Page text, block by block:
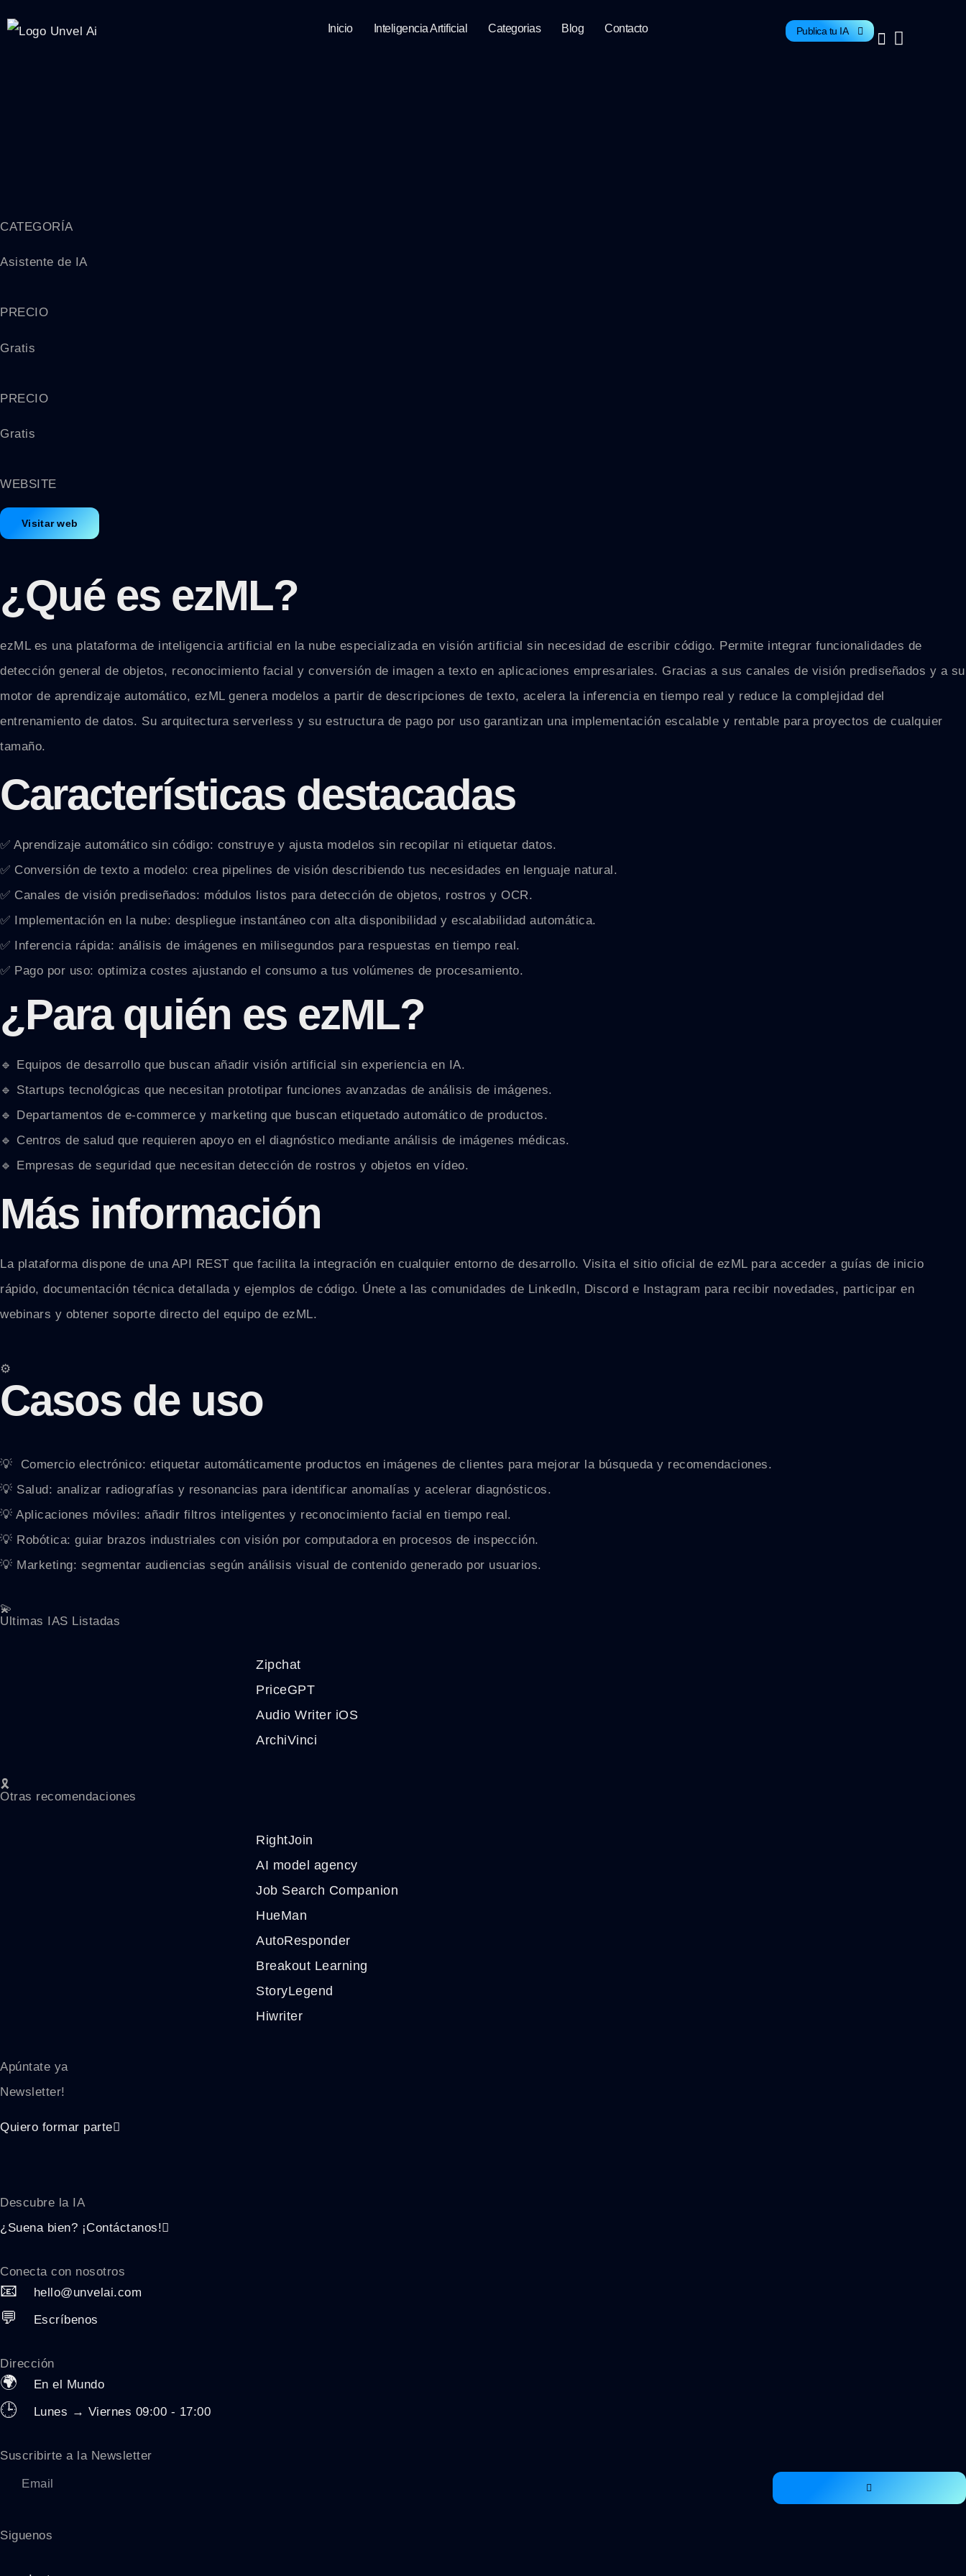
Inicio Inteligencia Artificial Categorias Blog Contacto Publica tu IA
CATEGORÍA
Asistente de IA
PRECIO
Gratis
PRECIO
Gratis
WEBSITE
Visitar web
¿Qué es ezML?
ezML es una plataforma de inteligencia artificial en la nube especializada en visión artificial sin necesidad de escribir código. Permite integrar funcionalidades de
detección general de objetos, reconocimiento facial y conversión de imagen a texto en aplicaciones empresariales. Gracias a sus canales de visión prediseñados y a su
motor de aprendizaje automático, ezML genera modelos a partir de descripciones de texto, acelera la inferencia en tiempo real y reduce la complejidad del
entrenamiento de datos. Su arquitectura serverless y su estructura de pago por uso garantizan una implementación escalable y rentable para proyectos de cualquier
tamaño.
Características destacadas
✅ Aprendizaje automático sin código: construye y ajusta modelos sin recopilar ni etiquetar datos.
✅ Conversión de texto a modelo: crea pipelines de visión describiendo tus necesidades en lenguaje natural.
✅ Canales de visión prediseñados: módulos listos para detección de objetos, rostros y OCR.
✅ Implementación en la nube: despliegue instantáneo con alta disponibilidad y escalabilidad automática.
✅ Inferencia rápida: análisis de imágenes en milisegundos para respuestas en tiempo real.
✅ Pago por uso: optimiza costes ajustando el consumo a tus volúmenes de procesamiento.
¿Para quién es ezML?
🔹 Equipos de desarrollo que buscan añadir visión artificial sin experiencia en IA.
🔹 Startups tecnológicas que necesitan prototipar funciones avanzadas de análisis de imágenes.
🔹 Departamentos de e-commerce y marketing que buscan etiquetado automático de productos.
🔹 Centros de salud que requieren apoyo en el diagnóstico mediante análisis de imágenes médicas.
🔹 Empresas de seguridad que necesitan detección de rostros y objetos en vídeo.
Más información
La plataforma dispone de una API REST que facilita la integración en cualquier entorno de desarrollo. Visita el sitio oficial de ezML para acceder a guías de inicio
rápido, documentación técnica detallada y ejemplos de código. Únete a las comunidades de LinkedIn, Discord e Instagram para recibir novedades, participar en
webinars y obtener soporte directo del equipo de ezML.
⚙️
Casos de uso
💡 ️ Comercio electrónico: etiquetar automáticamente productos en imágenes de clientes para mejorar la búsqueda y recomendaciones.
💡 Salud: analizar radiografías y resonancias para identificar anomalías y acelerar diagnósticos.
💡 Aplicaciones móviles: añadir filtros inteligentes y reconocimiento facial en tiempo real.
💡 Robótica: guiar brazos industriales con visión por computadora en procesos de inspección.
💡 Marketing: segmentar audiencias según análisis visual de contenido generado por usuarios.
💫
Ultimas IAS Listadas
Zipchat
PriceGPT
Audio Writer iOS
ArchiVinci
🎗️
Otras recomendaciones
RightJoin
AI model agency
Job Search Companion
HueMan
AutoResponder
Breakout Learning
StoryLegend
Hiwriter
Apúntate ya
Newsletter!
Quiero formar parte
Descubre la IA
¿Suena bien? ¡Contáctanos!
Conecta con nosotros
📧 hello@unvelai.com
💬 Escríbenos
Dirección
🌍 En el Mundo
🕒 Lunes → Viernes 09:00 - 17:00
Suscribirte a la Newsletter
Siguenos